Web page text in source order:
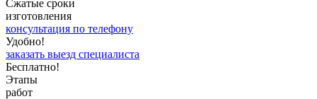
Сжатые сроки
изготовления
консультация по телефону
Удобно!
заказать выезд специалиста
Бесплатно!
Этапы
работ